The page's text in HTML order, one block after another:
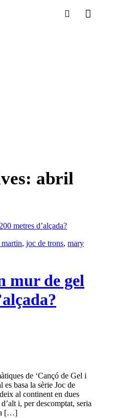
abril
, joc de trons, mary
mur de gel
de ‘Cançó de Gel i
es basa la sèrie Joc de
al continent en dues
i, per descomptat, seria
[…]